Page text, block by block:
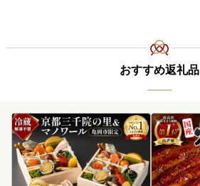
おすすめ返礼品